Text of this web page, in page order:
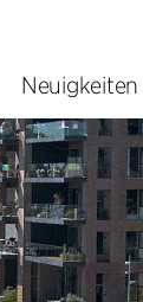
Neuigkeiten